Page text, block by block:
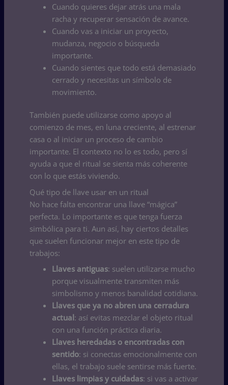
Cuando quieres dejar atrás una mala
racha y recuperar sensación de avance.
Cuando vas a iniciar un proyecto,
mudanza, negocio o búsqueda
importante.
Cuando sientes que todo está demasiado
cerrado y necesitas un símbolo de
movimiento.
También puede utilizarse como apoyo al
comienzo de mes, en luna creciente, al estrenar
casa o al iniciar un proceso de cambio
importante. El contexto no lo es todo, pero sí
ayuda a que el ritual se sienta más coherente
con lo que estás viviendo.
Qué tipo de llave usar en un ritual
No hace falta encontrar una llave “mágica”
perfecta. Lo importante es que tenga fuerza
simbólica para ti. Aun así, hay ciertos detalles
que suelen funcionar mejor en este tipo de
trabajos:
Llaves antiguas: suelen utilizarse mucho
porque visualmente transmiten más
simbolismo y menos banalidad cotidiana.
Llaves que ya no abren una cerradura
actual: así evitas mezclar el objeto ritual
con una función práctica diaria.
Llaves heredadas o encontradas con
sentido: si conectas emocionalmente con
ellas, el trabajo suele sentirse más fuerte.
Llaves limpias y cuidadas: si vas a activar